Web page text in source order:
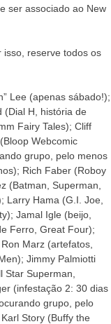
ser associado ao New
isso, reserve todos os
Lee (apenas sábado!);
(Dial H, história de
Fairy Tales); Cliff
Webcomic
grupo, pelo menos
Rich Faber (Roboy
(Batman, Superman,
Larry Hama (G.I. Joe,
Jamal Igle (beijo,
Ferro, Great Four);
Marz (artefatos,
Jimmy Palmiotti
Superman,
(infestação 2: 30 dias
grupo, pelo
Story (Buffy the